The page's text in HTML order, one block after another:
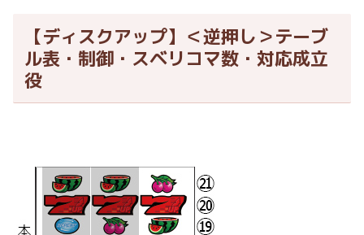
【ディスクアップ】＜逆押し＞テーブ
ル表・制御・スベリコマ数・対応成立
役